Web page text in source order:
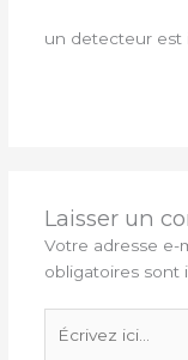
un detecteur est
Laisser un
Votre adresse e-
obligatoires sont
ici…